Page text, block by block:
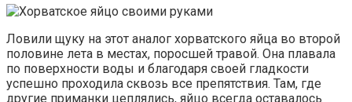
Ловили щуку на этот аналог хорватского яйца во второй
половине лета в местах, поросшей травой. Она плавала
по поверхности воды и благодаря своей гладкости
успешно проходила сквозь все препятствия. Там, где
другие приманки цеплялись, яйцо всегда оставалось